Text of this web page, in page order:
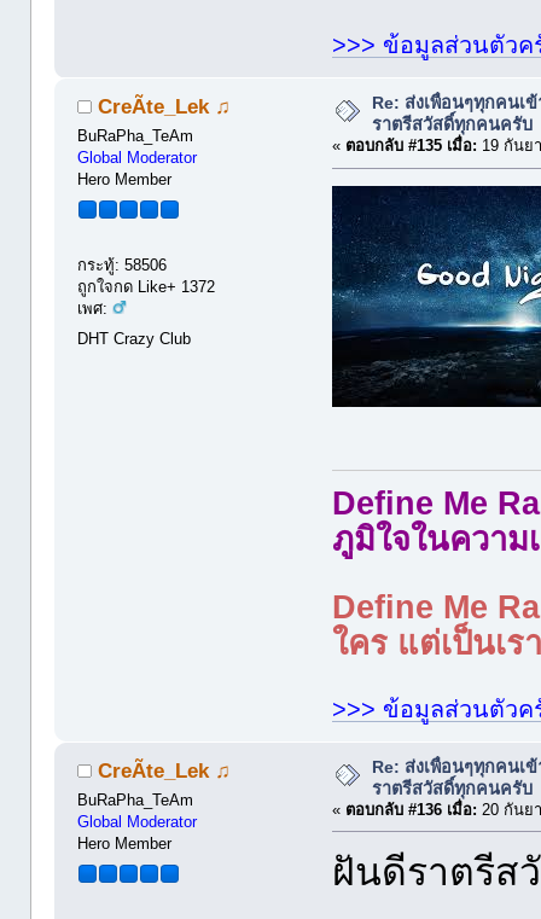
>>> ข้อมูลส่วนตัวค
CreÃte_Lek ♫
BuRaPha_TeAm
Global Moderator
Hero Member
กระทู้: 58506
ถูกใจกด Like+ 1372
เพศ:
DHT Crazy Club
Re: ส่งเพื่อนๆทุกคนเ
ราตรีสวัสดิ์ทุกคนครับ
« ตอบกลับ #135 เมื่อ: 19 กันย
Define Me
ภูมิใจในความ
Define Me
ใคร แต่เป็นเ
>>> ข้อมูลส่วนตัวค
CreÃte_Lek ♫
BuRaPha_TeAm
Global Moderator
Hero Member
Re: ส่งเพื่อนๆทุกคนเ
ราตรีสวัสดิ์ทุกคนครับ
« ตอบกลับ #136 เมื่อ: 20 กันย
ฝันดีราตรีส